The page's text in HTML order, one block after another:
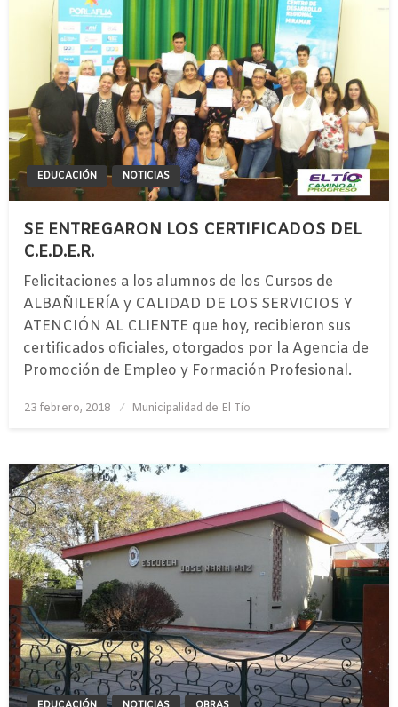
EDUCACIÓN NOTICIAS
SE ENTREGARON LOS CERTIFICADOS DEL
C.E.D.E.R.
Felicitaciones a los alumnos de los Cursos de
ALBAÑILERÍA y CALIDAD DE LOS SERVICIOS Y
ATENCIÓN AL CLIENTE que hoy, recibieron sus
certificados oficiales, otorgados por la Agencia de
Promoción de Empleo y Formación Profesional.
Publicado
23 febrero, 2018 Municipalidad de El Tío